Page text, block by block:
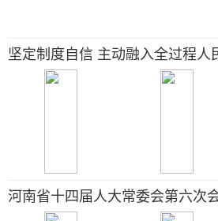
坚定制度自信 主动融入全过程人
河南省十四届人大常委会第六次